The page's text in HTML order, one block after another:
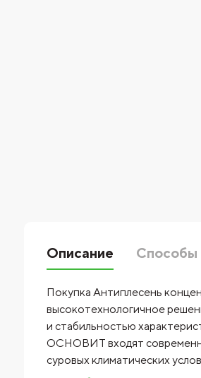
Описание Способы
Покупка Антиплесень
высокотехнологичное
и стабильностью
ОСНОВИТ входят
суровых климатических